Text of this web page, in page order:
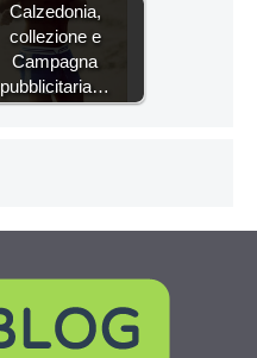
Calzedonia,
collezione e
Campagna
pubblicitaria…